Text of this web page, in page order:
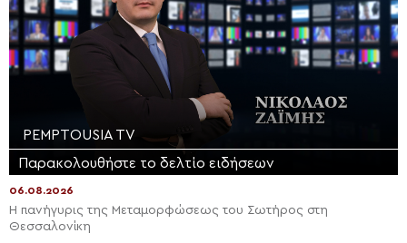
PEMPTOUSIA TV
Παρακολουθήστε το δελτίο ειδήσεων
06.08.2026
Η πανήγυρις της Μεταμορφώσεως του Σωτήρος στη
Θεσσαλονίκη